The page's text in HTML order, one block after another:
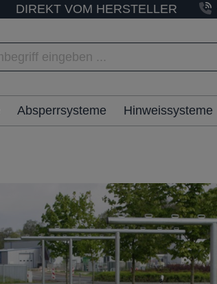
DIREKT VOM HERSTELLER
Absperrsysteme Hinweissysteme